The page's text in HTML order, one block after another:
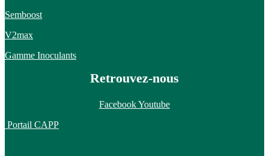
Semboost
V2max
Gamme Inoculants
Retrouvez-nous
FacebookYoutube
Portail CAPP